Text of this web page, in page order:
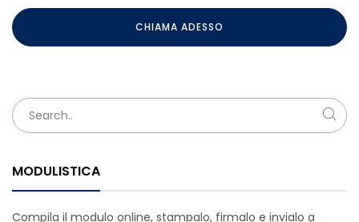
CHIAMA ADESSO
MODULISTICA
Compila il modulo online, stampalo, firmalo e invialo a